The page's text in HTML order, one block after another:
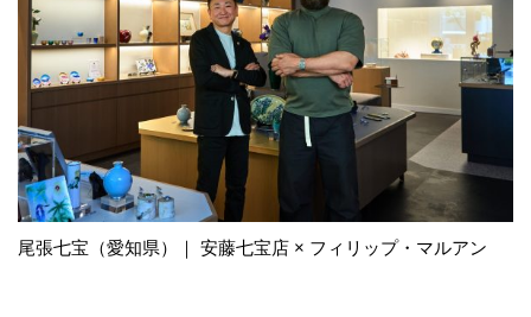
尾張七宝（愛知県）｜ 安藤七宝店 × フィリップ・マルアン